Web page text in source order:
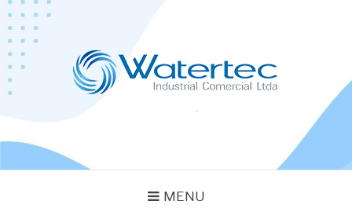
Pular
para
conteúdo
MENU